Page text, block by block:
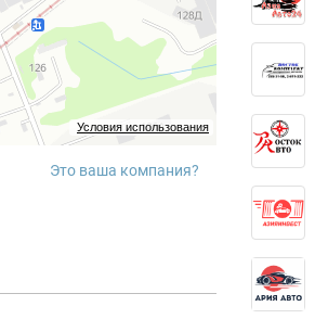
Условия использования
Это ваша компания?